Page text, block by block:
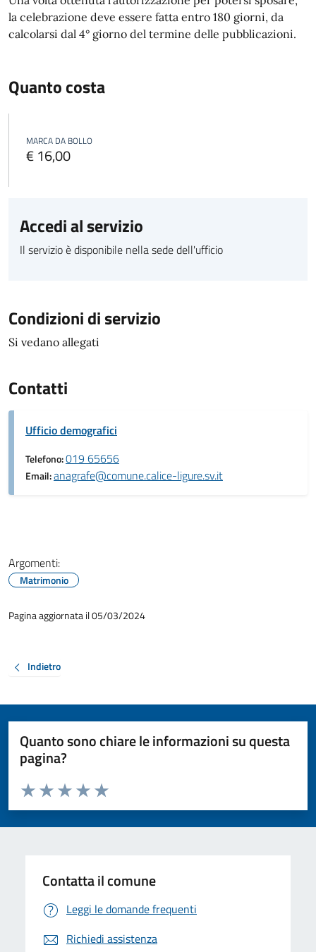
la celebrazione deve essere fatta entro 180 giorni, da
calcolarsi dal 4° giorno del termine delle pubblicazioni.
Quanto costa
MARCA DA BOLLO
€ 16,00
Accedi al servizio
Il servizio è disponibile nella sede dell'ufficio
Condizioni di servizio
Si vedano allegati
Contatti
Ufficio demografici
Telefono:019 65656
Email:anagrafe@comune.calice-ligure.sv.it
Argomenti:
Matrimonio
Pagina aggiornata il 05/03/2024
Indietro
Quanto sono chiare le informazioni su questa
pagina?
Valuta da 1 a 5 stelle la pagina
Valuta 5 stelle su 5
Valuta 4 stelle su 5
Valuta 3 stelle su 5
Valuta 2 stelle su 5
Valuta 1 stelle su 5
Contatta il comune
Leggi le domande frequenti
Richiedi assistenza